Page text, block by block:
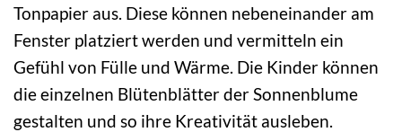
Tonpapier aus. Diese können nebeneinander am
Fenster platziert werden und vermitteln ein
Gefühl von Fülle und Wärme. Die Kinder können
die einzelnen Blütenblätter der Sonnenblume
gestalten und so ihre Kreativität ausleben.